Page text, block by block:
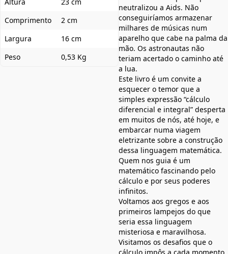
Comprimento
2 cm
Largura
16 cm
Peso
0,53 Kg
neutralizou a Aids. Não
conseguiríamos armazenar
milhares de músicas num
aparelho que cabe na palma da
mão. Os astronautas não
teriam acertado o caminho até
a lua.
Este livro é um convite a
esquecer o temor que a
simples expressão “cálculo
diferencial e integral” desperta
em muitos de nós, até hoje, e
embarcar numa viagem
eletrizante sobre a construção
dessa linguagem matemática.
Quem nos guia é um
matemático fascinando pelo
cálculo e por seus poderes
infinitos.
Voltamos aos gregos e aos
primeiros lampejos do que
seria essa linguagem
misteriosa e maravilhosa.
Visitamos os desafios que o